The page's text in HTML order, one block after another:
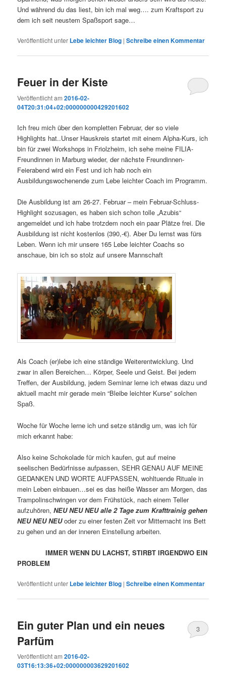
Und während du das liest, bin ich mal weg…. zum Kraftsport zu
dem ich seit neustem Spaßsport sage…
Veröffentlicht unter Lebe leichter Blog |Schreibe einen Kommentar
Feuer in der Kiste
Veröffentlicht am2016-02-
04T20:31:04+02:000000000429201602
Ich freu mich über den kompletten Februar, der so viele
Highlights hat..Unser Hauskreis startet mit einem Alpha-Kurs, ich
bin für zwei Workshops in Friolzheim, ich sehe meine FILIA-
Freundinnen in Marburg wieder, der nächste Freundinnen-
Feierabend wird ein Fest und ich hab noch ein
Ausbildungswochenende zum Lebe leichter Coach im Programm.
Die Ausbildung ist am 26-27. Februar – mein Februar-Schluss-
Highlight sozusagen, es haben sich schon tolle „Azubis“
angemeldet und ich habe trotzdem noch ein paar Plätze frei. Die
Ausbildung ist nicht kostenlos (390,-€). Aber Du lernst was fürs
Leben. Wenn ich mir unsere 165 Lebe leichter Coachs so
anschaue, bin ich so stolz auf unsere Mannschaft
Als Coach (er)lebe ich eine ständige Weiterentwicklung. Und
zwar in allen Bereichen… Körper, Seele und Geist. Bei jedem
Treffen, der Ausbildung, jedem Seminar lerne ich etwas dazu und
aktuell macht mir gerade mein “Bleibe leichter Kurse” solchen
Spaß.
Woche für Woche lerne ich und setze ständig um, was ich für
mich erkannt habe:
Also keine Schokolade für mich kaufen, gut auf meine
seelischen Bedürfnisse aufpassen, SEHR GENAU AUF MEINE
GEDANKEN UND WORTE AUFPASSEN, wohltuende Rituale in
mein Leben einbauen…sei es das heiße Wasser am Morgen, das
Trampolinschwingen vor dem Frühstück, nach einem Teller
aufzuhören,NEU NEU NEU alle 2 Tage zum Krafttrainig gehen
NEU NEU NEUoder zu einer festen Zeit vor Mitternacht ins Bett
zu gehen und an der inneren Einstellung arbeiten.
IMMER WENN DU LACHST, STIRBT IRGENDWO EIN
PROBLEM
Veröffentlicht unter Lebe leichter Blog |Schreibe einen Kommentar
Ein guter Plan und ein neues
Parfüm
Veröffentlicht am2016-02-
03T16:13:36+02:000000003629201602
3